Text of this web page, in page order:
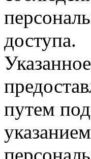
доступа.
путем